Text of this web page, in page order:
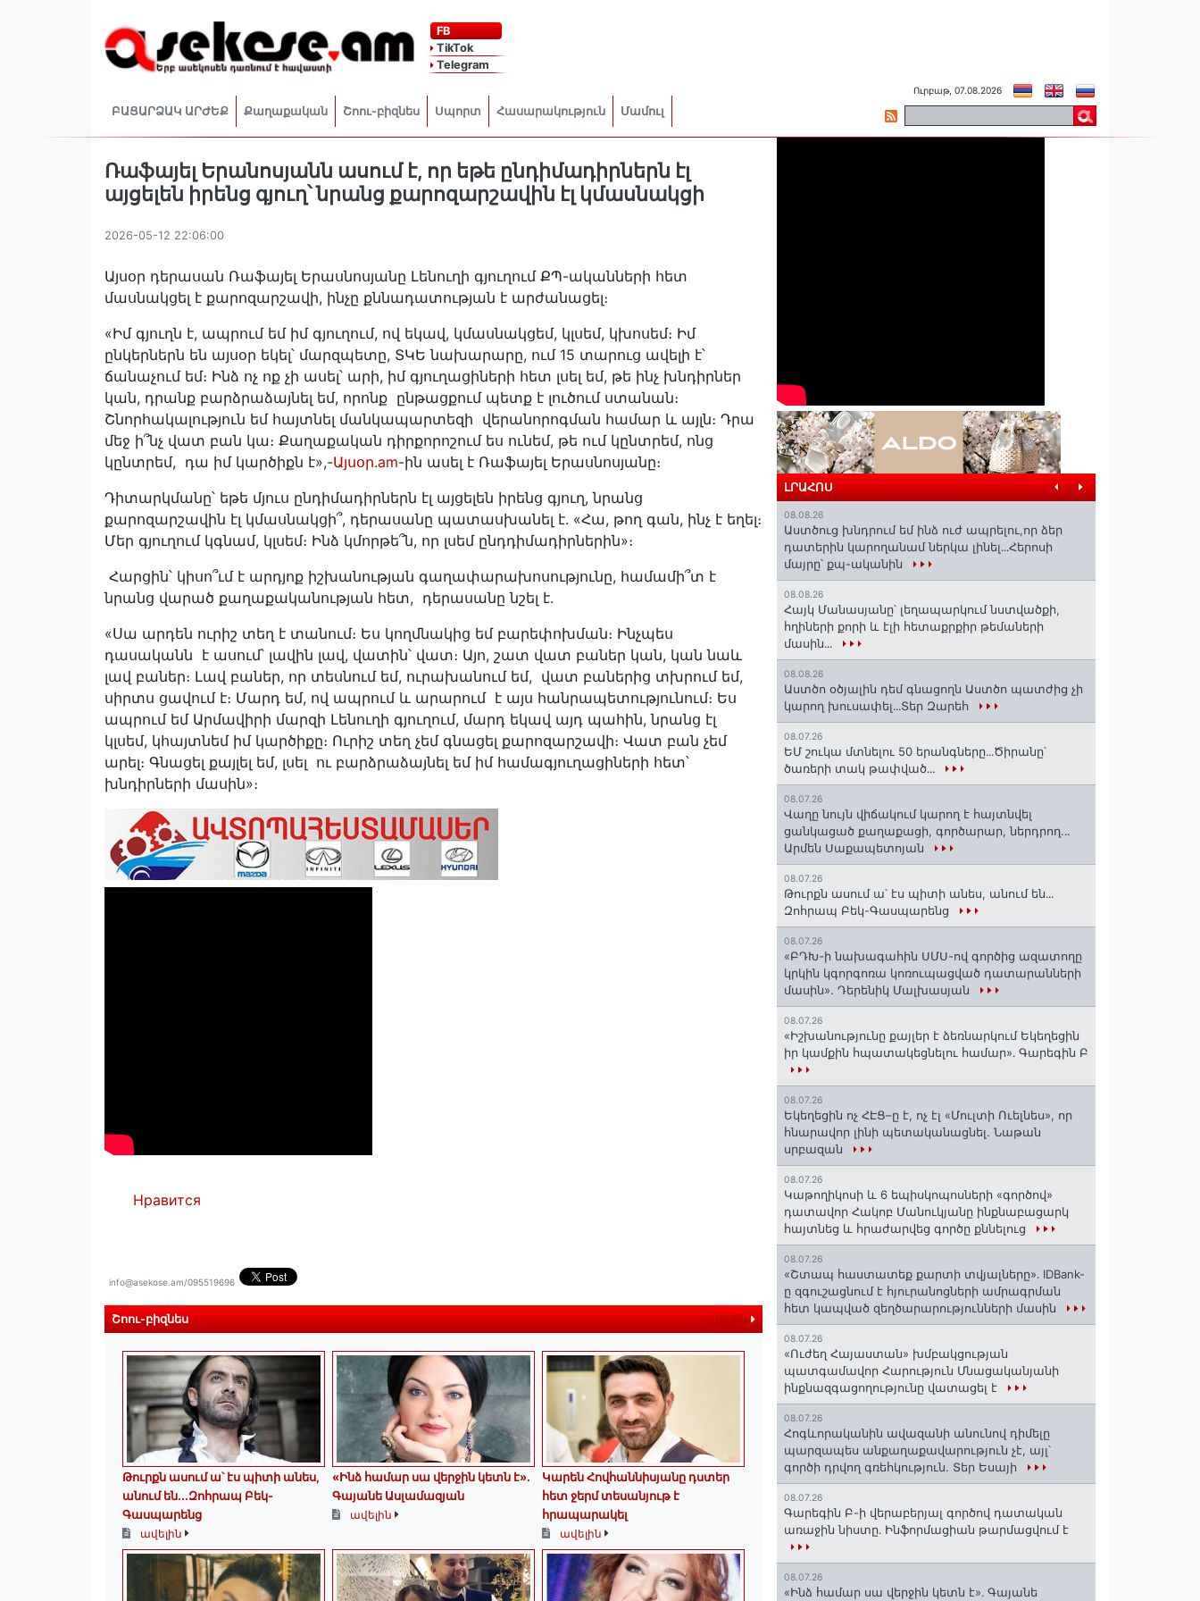
FB
TikTok
Telegram
ԲԱՑԱՐՁԱԿ ԱՐԺԵՔ Քաղաքական Շոու-բիզնես Սպորտ Հասարակություն Մամուլ
Ուրբաթ, 07.08.2026
Ռաֆայել Երանոսյանն ասում է, որ եթե ընդիմադիրներն էլ
այցելեն իրենց գյուղ՝ նրանց քարոզարշավին էլ կմասնակցի
2026-05-12 22:06:00
Այսօր դերասան Ռաֆայել Երասնոսյանը Լենուղի գյուղում ՔՊ-ականների հետ
մասնակցել է քարոզարշավի, ինչը քննադատության է արժանացել։
«Իմ գյուղն է, ապրում եմ իմ գյուղում, ով եկավ, կմասնակցեմ, կլսեմ, կխոսեմ։ Իմ
ընկերներն են այսօր եկել՝ մարզպետը, ՏԿԵ նախարարը, ում 15 տարուց ավելի է՝
ճանաչում եմ։ Ինձ ոչ ոք չի ասել՝ արի, իմ գյուղացիների հետ լսել եմ, թե ինչ խնդիրներ
կան, դրանք բարձրաձայնել եմ, որոնք ընթացքում պետք է լուծում ստանան։
Շնորհակալություն եմ հայտնել մանկապարտեզի վերանորոգման համար և այլն։ Դրա
մեջ ի՞նչ վատ բան կա։ Քաղաքական դիրքորոշում ես ունեմ, թե ում կընտրեմ, ոնց
կընտրեմ, դա իմ կարծիքն է»,-Այսօր.am-ին ասել է Ռաֆայել Երասնոսյանը։
Դիտարկմանը՝ եթե մյուս ընդիմադիրներն էլ այցելեն իրենց գյուղ, նրանց
քարոզարշավին էլ կմասնակցի՞, դերասանը պատասխանել է. «Հա, թող գան, ինչ է եղել։
Մեր գյուղում կգնամ, կլսեմ։ Ինձ կմորթե՞ն, որ լսեմ ընդդիմադիրներին»։
Հարցին՝ կիսո՞ւմ է արդյոք իշխանության գաղափարախոսությունը, համամի՞տ է
նրանց վարած քաղաքականության հետ, դերասանը նշել է.
«Սա արդեն ուրիշ տեղ է տանում։ Ես կողմնակից եմ բարեփոխման։ Ինչպես
դասականն է ասում՝ լավին լավ, վատին՝ վատ։ Այո, շատ վատ բաներ կան, կան նաև
լավ բաներ։ Լավ բաներ, որ տեսնում եմ, ուրախանում եմ, վատ բաներից տխրում եմ,
սիրտս ցավում է։ Մարդ եմ, ով ապրում և արարում է այս հանրապետությունում։ Ես
ապրում եմ Արմավիրի մարզի Լենուղի գյուղում, մարդ եկավ այդ պահին, նրանց էլ
կլսեմ, կհայտնեմ իմ կարծիքը։ Ուրիշ տեղ չեմ գնացել քարոզարշավի։ Վատ բան չեմ
արել։ Գնացել քայլել եմ, լսել ու բարձրաձայնել եմ իմ համագյուղացիների հետ՝
խնդիրների մասին»։
Нравится
info@asekose.am/095519696
Շոու-բիզնես ավելին
Թուրքն ասում ա՝ էս պիտի անես,
անում են․․․Զոհրապ Բեկ-
Գասպարենց
ավելին
«Ինձ համար սա վերջին կետն է»․
Գայանե Ասլամազյան
ավելին
Կարեն Հովհաննիսյանը դստեր
հետ ջերմ տեսանյութ է
հրապարակել
ավելին
ԼՐԱՀՈՍ
08.08.26
Աստծուց խնդրում եմ ինձ ուժ ապրելու,որ ձեր
դատերին կարողանամ ներկա լինել․․․Հերոսի
մայրը՝ քպ-ականին
08.08.26
Հայկ Մանասյանը՝ լեղապարկում նստվածքի,
հղիների քորի և էլի հետաքրքիր թեմաների
մասին․․․
08.08.26
Աստծո օծյալին դեմ գնացողն Աստծո պատժից չի
կարող խուսափել․․․Տեր Զարեհ
08.07.26
ԵՄ շուկա մտնելու 50 երանգները․․․Ծիրանը՝
ծառերի տակ թափված․․․
08.07.26
Վաղը նույն վիճակում կարող է հայտնվել
ցանկացած քաղաքացի, գործարար, ներդրող.․․
Արմեն Սաքապետոյան
08.07.26
Թուրքն ասում ա՝ էս պիտի անես, անում են․․․
Զոհրապ Բեկ-Գասպարենց
08.07.26
«ԲԴԽ-ի նախագահին ՍՄՍ-ով գործից ազատողը
կրկին կգորգոռա կոռուպացված դատարանների
մասին». Դերենիկ Մալխասյան
08.07.26
«Իշխանությունը քայլեր է ձեռնարկում Եկեղեցին
իր կամքին հպատակեցնելու համար»․ Գարեգին Բ
08.07.26
Եկեղեցին ոչ ՀԷՑ–ը է, ոչ էլ «Մուլտի Ուելնես», որ
հնարավոր լինի պետականացնել. Նաթան
սրբազան
08.07.26
️Կաթողիկոսի և 6 եպիսկոպոսների «գործով»
դատավոր Հակոբ Մանուկյանը ինքնաբացարկ
հայտնեց և հրաժարվեց գործը քննելուց
08.07.26
«Շտապ հաստատեք քարտի տվյալները»․ IDBank-
ը զգուշացնում է հյուրանոցների ամրագրման
հետ կապված զեղծարարությունների մասին
08.07.26
«Ուժեղ Հայաստան» խմբակցության
պատգամավոր Հարություն Մնացականյանի
ինքնազգացողությունը վատացել է
08.07.26
Հոգևորականին ավազանի անունով դիմելը
պարզապես անքաղաքավարություն չէ, այլ՝
գործի դրվող գռեհկություն. Տեր Եսայի
08.07.26
Գարեգին Բ-ի վերաբերյալ գործով դատական
առաջին նիստը․ Ինֆորմացիան թարմացվում է
08.07.26
«Ինձ համար սա վերջին կետն է»․ Գայանե